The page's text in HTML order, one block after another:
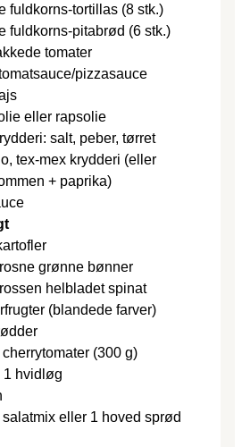
fuldkorns-tortillas (8 stk.)
fuldkorns-pitabrød (6 stk.)
tomater
pizzasauce
eller rapsolie
salt, peber, tørret
tex-mex krydderi (eller
+ paprika)
grønne bønner
helbladet spinat
(blandede farver)
(300 g)
1 hvidløg
salatmix eller 1 hoved sprød